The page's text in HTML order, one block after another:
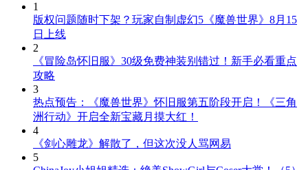
1
版权问题随时下架？玩家自制虚幻5《魔兽世界》8月15
日上线
2
《冒险岛怀旧服》30级免费神装别错过！新手必看重点
攻略
3
热点预告：《魔兽世界》怀旧服第五阶段开启！《三角
洲行动》开启全新宝藏月摸大红！
4
《剑心雕龙》解散了，但这次没人骂网易
5